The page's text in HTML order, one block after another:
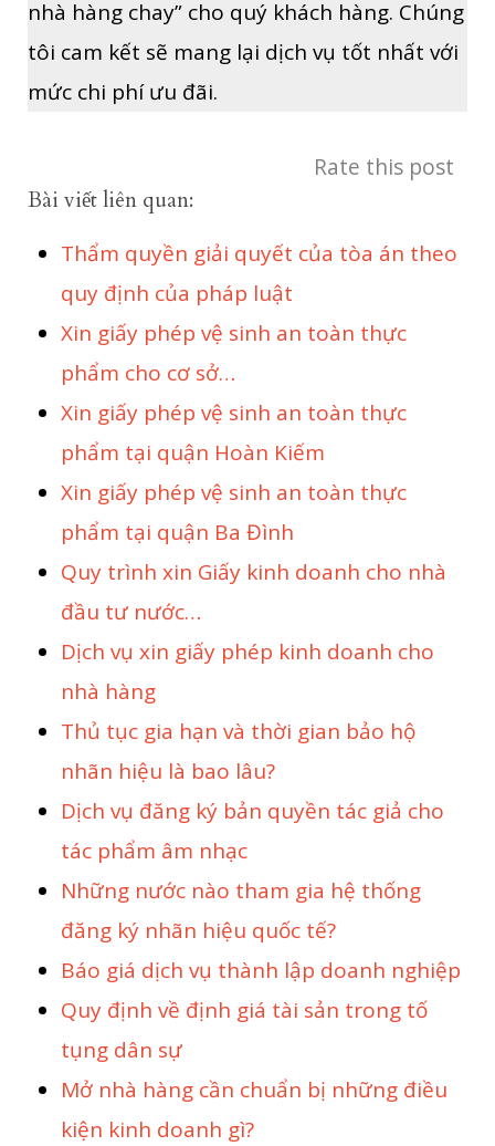
nhà hàng chay” cho quý khách hàng. Chúng
tôi cam kết sẽ mang lại dịch vụ tốt nhất với
mức chi phí ưu đãi.
Rate this post
Bài viết liên quan:
Thẩm quyền giải quyết của tòa án theo
quy định của pháp luật
Xin giấy phép vệ sinh an toàn thực
phẩm cho cơ sở…
Xin giấy phép vệ sinh an toàn thực
phẩm tại quận Hoàn Kiếm
Xin giấy phép vệ sinh an toàn thực
phẩm tại quận Ba Đình
Quy trình xin Giấy kinh doanh cho nhà
đầu tư nước…
Dịch vụ xin giấy phép kinh doanh cho
nhà hàng
Thủ tục gia hạn và thời gian bảo hộ
nhãn hiệu là bao lâu?
Dịch vụ đăng ký bản quyền tác giả cho
tác phẩm âm nhạc
Những nước nào tham gia hệ thống
đăng ký nhãn hiệu quốc tế?
Báo giá dịch vụ thành lập doanh nghiệp
Quy định về định giá tài sản trong tố
tụng dân sự
Mở nhà hàng cần chuẩn bị những điều
kiện kinh doanh gì?